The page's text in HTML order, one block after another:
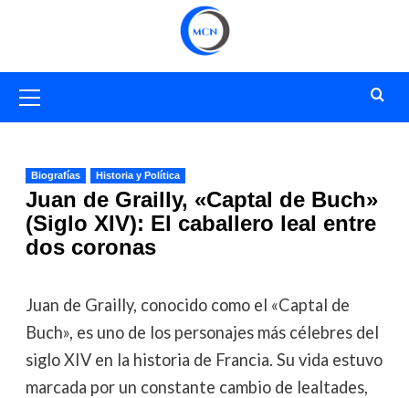
primario
Biografías Historia y Política
Juan de Grailly, «Captal de Buch»
(Siglo XIV): El caballero leal entre
dos coronas
Juan de Grailly, conocido como el «Captal de
Buch», es uno de los personajes más célebres del
siglo XIV en la historia de Francia. Su vida estuvo
marcada por un constante cambio de lealtades,